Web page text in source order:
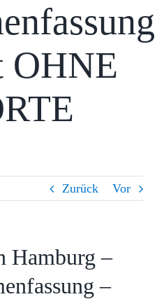
OHNE
Zurück Vor
Hamburg –
–